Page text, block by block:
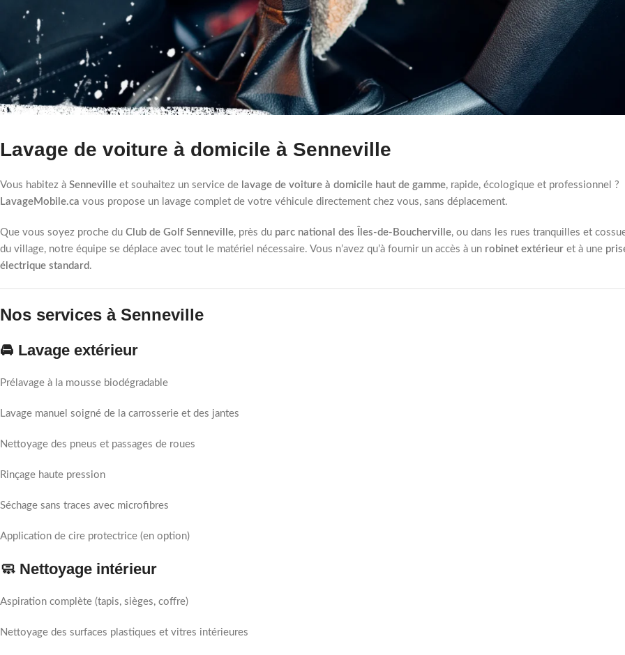
Lavage de voiture à domicile à Senneville
Vous habitez à Senneville et souhaitez un service de lavage de voiture à domicile haut de gamme, rapide, écologique et professionnel ?
LavageMobile.ca vous propose un lavage complet de votre véhicule directement chez vous, sans déplacement.
Que vous soyez proche du Club de Golf Senneville, près du parc national des Îles-de-Boucherville, ou dans les rues tranquilles et
du village, notre équipe se déplace avec tout le matériel nécessaire. Vous n’avez qu’à fournir un accès à un robinet extérieur et à une
électrique standard .
Nos services à Senneville
🚘 Lavage extérieur
Prélavage à la mousse biodégradable
Lavage manuel soigné de la carrosserie et des jantes
Nettoyage des pneus et passages de roues
Rinçage haute pression
Séchage sans traces avec microfibres
Application de cire protectrice (en option)
🧼 Nettoyage intérieur
Aspiration complète (tapis, sièges, coffre)
Nettoyage des surfaces plastiques et vitres intérieures